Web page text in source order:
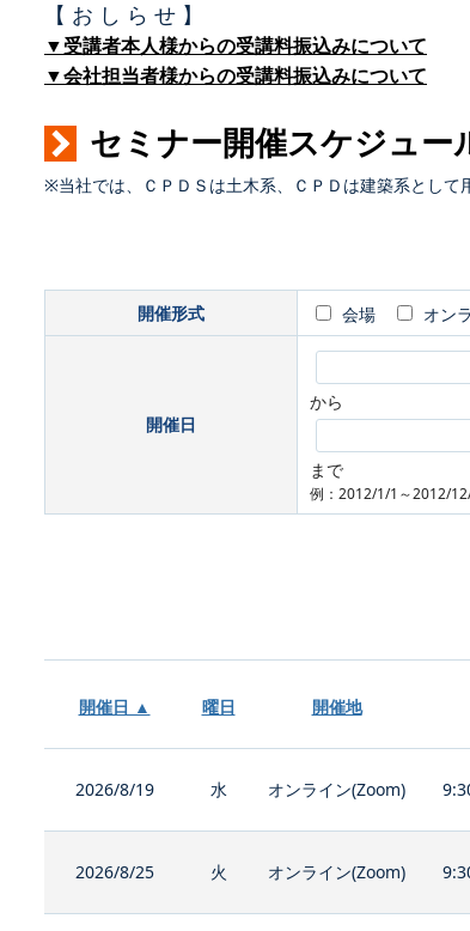
【 お し ら せ 】
▼受講者本人様からの受講料振込みについて
▼会社担当者様からの受講料振込みについて
セミナー開催スケジュー
※当社では、ＣＰＤＳは土木系、ＣＰＤは建築系として
開催形式 会場 オン
開催日
から
まで
例：2012/1/1～2012/
開催日 ▲ 曜日 開催地
2026/8/19 水 オンライン(Zoom)
2026/8/25 火 オンライン(Zoom)